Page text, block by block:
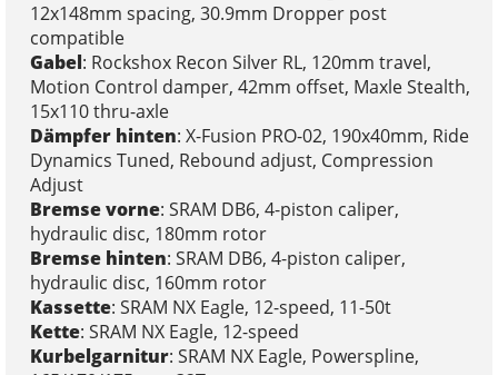
12x148mm spacing, 30.9mm Dropper post
compatible
Gabel: Rockshox Recon Silver RL, 120mm travel,
Motion Control damper, 42mm offset, Maxle Stealth,
15x110 thru-axle
Dämpfer hinten: X-Fusion PRO-02, 190x40mm, Ride
Dynamics Tuned, Rebound adjust, Compression
Adjust
Bremse vorne: SRAM DB6, 4-piston caliper,
hydraulic disc, 180mm rotor
Bremse hinten: SRAM DB6, 4-piston caliper,
hydraulic disc, 160mm rotor
Kassette: SRAM NX Eagle, 12-speed, 11-50t
Kette: SRAM NX Eagle, 12-speed
Kurbelgarnitur: SRAM NX Eagle, Powerspline,